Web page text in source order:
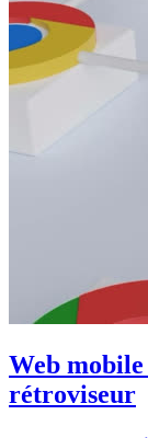
Web
rétroviseur